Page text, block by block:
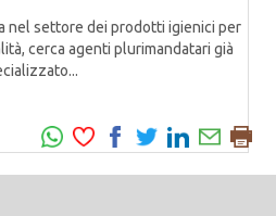
nel settore dei prodotti igienici per
cerca agenti plurimandatari già